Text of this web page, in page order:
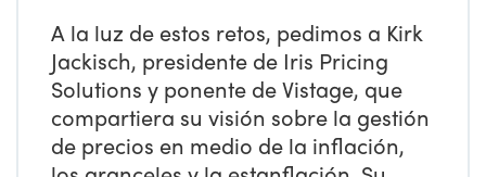
A la luz de estos retos, pedimos a Kirk
Jackisch, presidente de Iris Pricing
Solutions y ponente de Vistage, que
compartiera su visión sobre la gestión
de precios en medio de la inflación,